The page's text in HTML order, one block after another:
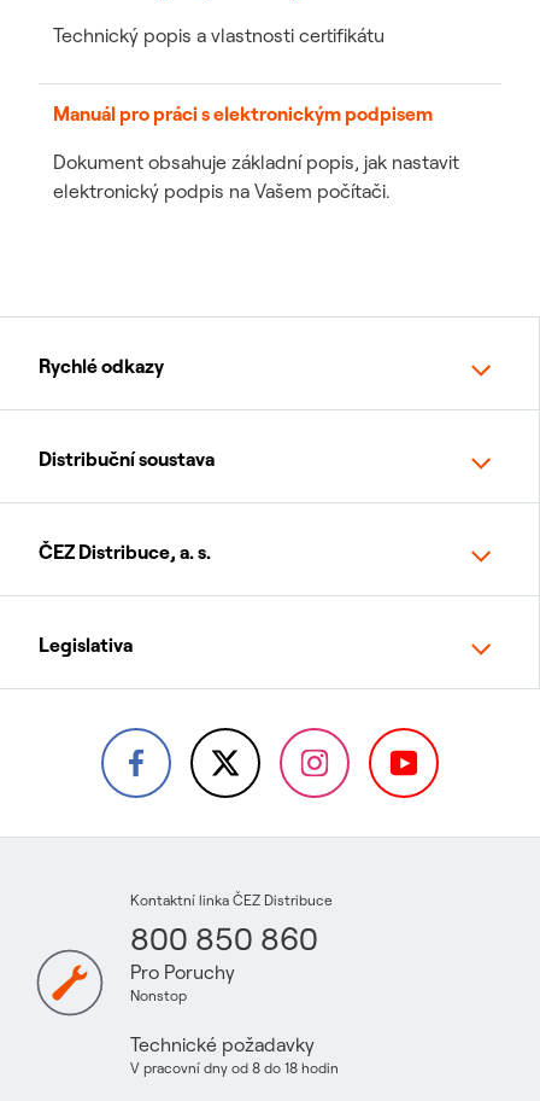
Technický popis a vlastnosti certifikátu
Manuál pro práci s elektronickým podpisem
Dokument obsahuje základní popis, jak nastavit
elektronický podpis na Vašem počítači.
Rychlé odkazy
Distribuční soustava
ČEZ Distribuce, a. s.
Legislativa
Kontaktní linka ČEZ Distribuce
800 850 860
Pro Poruchy
Nonstop
Technické požadavky
V pracovní dny od 8 do 18 hodin